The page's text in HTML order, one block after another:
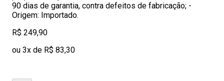
90 dias de garantia, contra defeitos de fabricação; -
Origem: Importado.
R$ 249,90
ou 3x de R$ 83,30